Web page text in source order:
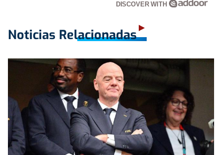
DISCOVER WITH
Noticias Relacionadas